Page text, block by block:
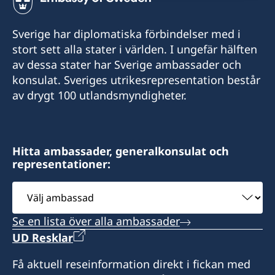
Sverige har diplomatiska förbindelser med i
stort sett alla stater i världen. I ungefär hälften
av dessa stater har Sverige ambassader och
konsulat. Sveriges utrikesrepresentation består
av drygt 100 utlandsmyndigheter.
Hitta ambassader, generalkonsulat och
representationer:
Välj
ambassad
Se en lista över alla ambassader
UD Resklar
Få aktuell reseinformation direkt i fickan med